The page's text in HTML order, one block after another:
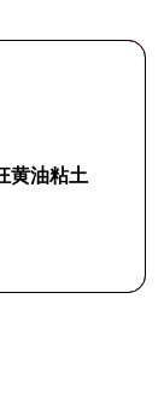
黄油粘土